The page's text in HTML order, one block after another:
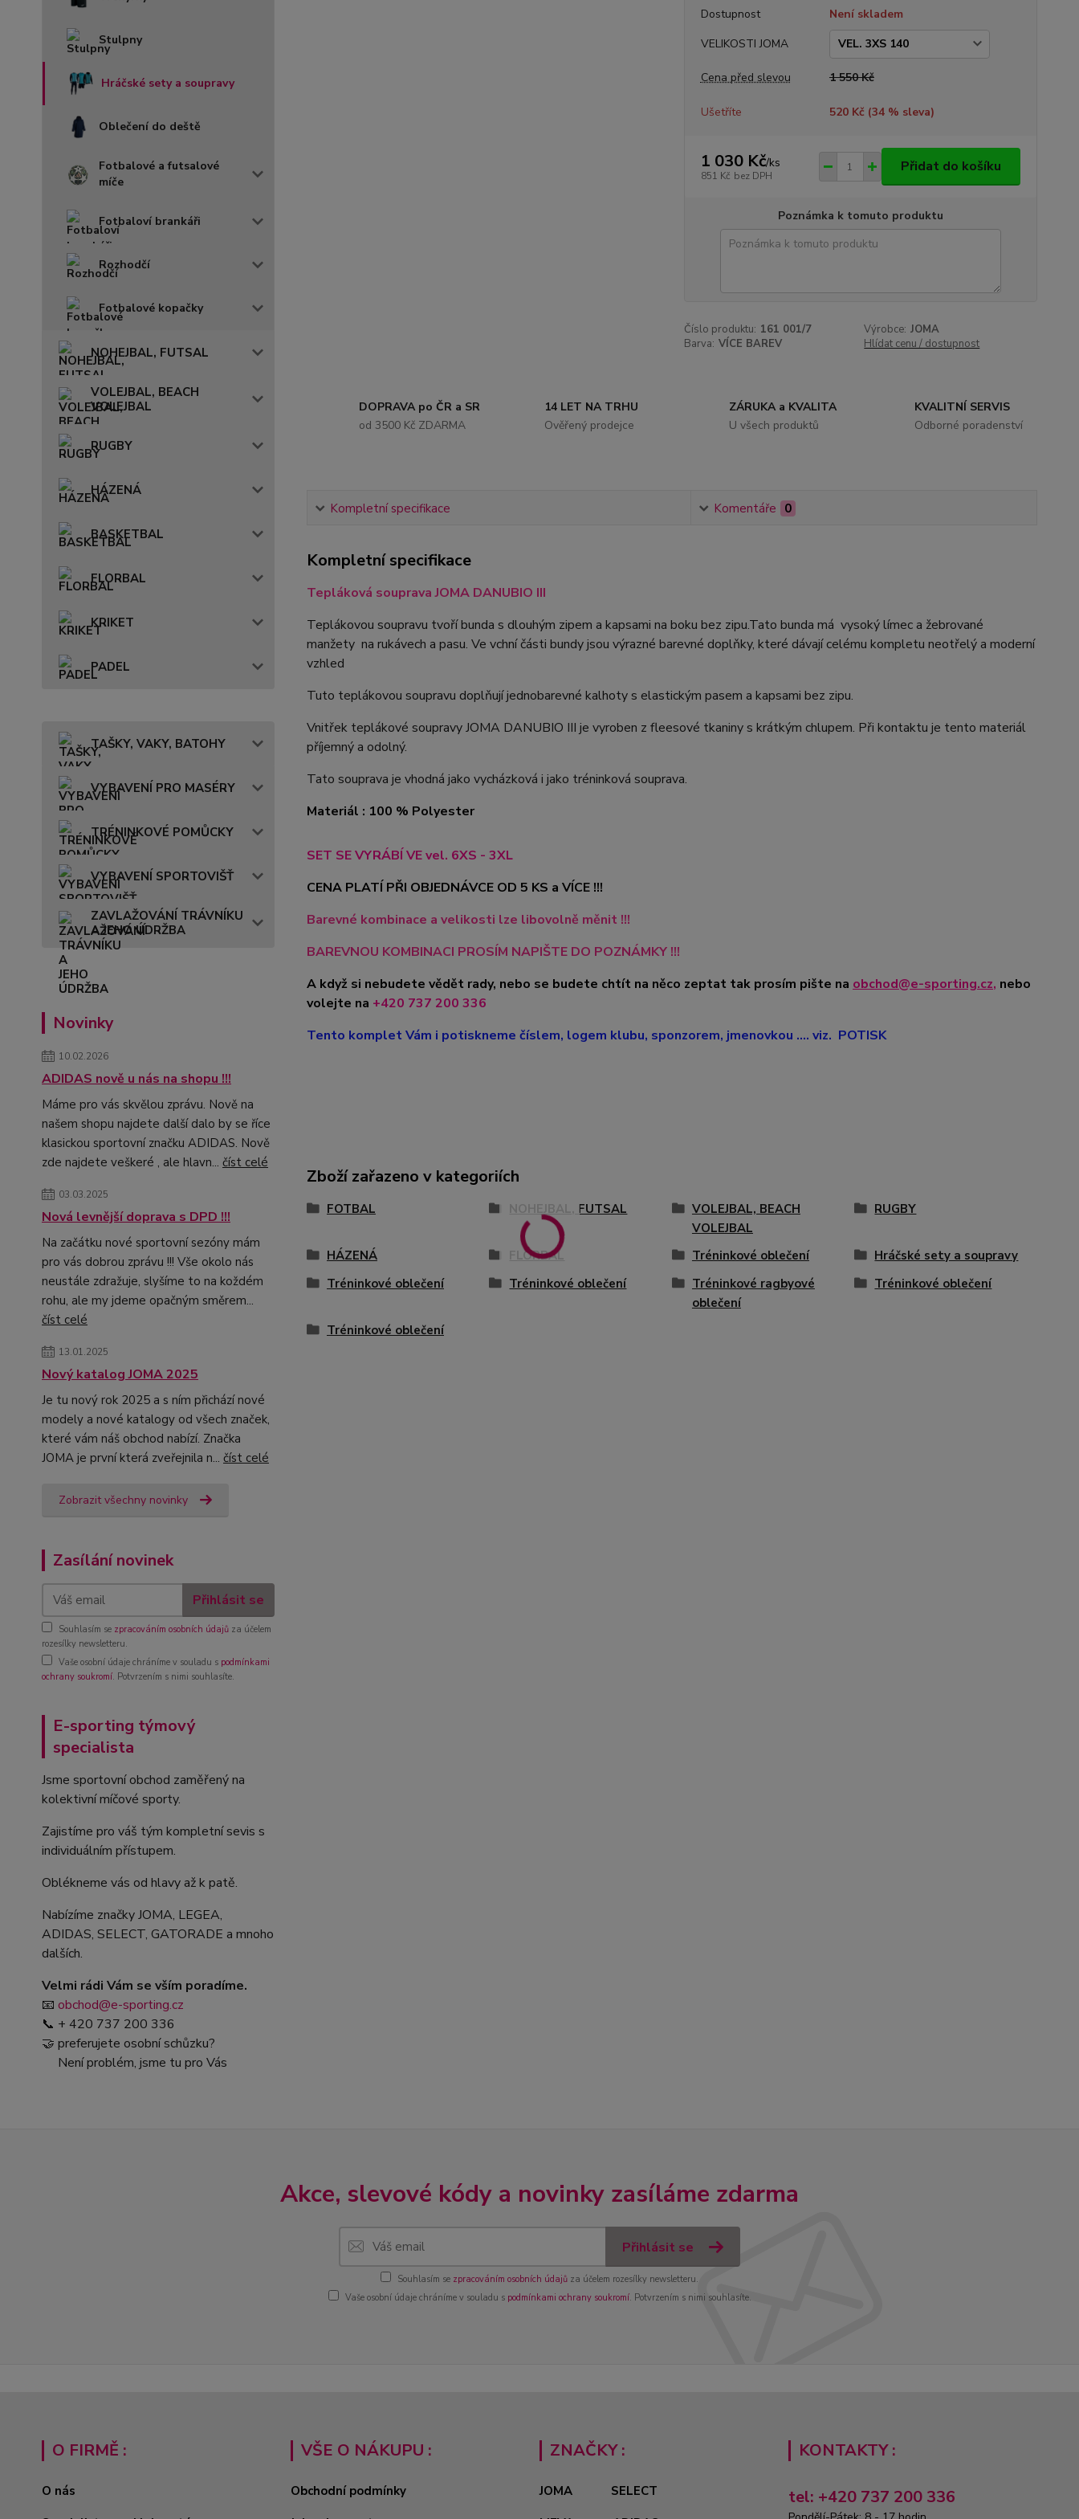
Stulpny
Hráčské sety a soupravy
Oblečení do deště
Fotbalové a futsalové
míče
Fotbaloví brankáři
Rozhodčí
Fotbalové kopačky
NOHEJBAL, FUTSAL
VOLEJBAL, BEACH
VOLEJBAL
RUGBY
HÁZENÁ
BASKETBAL
FLORBAL
KRIKET
PADEL
TAŠKY, VAKY, BATOHY
VYBAVENÍ PRO MASÉRY
TRÉNINKOVÉ POMŮCKY
VYBAVENÍ SPORTOVIŠŤ
ZAVLAŽOVÁNÍ TRÁVNÍKU
A JEHO ÚDRŽBA
Novinky
10.02.2026
ADIDAS nově u nás na shopu !!!
Máme pro vás skvělou zprávu. Nově na
našem shopu najdete další dalo by se říce
klasickou sportovní značku ADIDAS. Nově
zde najdete veškeré , ale hlavn... číst celé
03.03.2025
Nová levnější doprava s DPD !!!
Na začátku nové sportovní sezóny mám
pro vás dobrou zprávu !!! Vše okolo nás
neustále zdražuje, slyšíme to na koždém
rohu, ale my jdeme opačným směrem...
číst celé
13.01.2025
Nový katalog JOMA 2025
Je tu nový rok 2025 a s ním přichází nové
modely a nové katalogy od všech značek,
které vám náš obchod nabízí. Značka
JOMA je první která zveřejnila n... číst celé
Zobrazit všechny novinky
Zasílání novinek
Přihlásit se
Souhlasím se zpracováním osobních údajů za účelem
rozesílky newsletteru.
Vaše osobní údaje chráníme v souladu s podmínkami
ochrany soukromí. Potvrzením s nimi souhlasíte.
E-sporting týmový
specialista
Jsme sportovní obchod zaměřený na
kolektivní míčové sporty.
Zajistíme pro váš tým kompletní sevis s
individuálním přístupem.
Oblékneme vás od hlavy až k patě.
Nabízíme značky JOMA, LEGEA,
ADIDAS, SELECT, GATORADE a mnoho
dalších.
Velmi rádi Vám se vším poradíme.
📧 obchod@e-sporting.cz
📞 + 420 737 200 336
🤝 preferujete osobní schůzku?
Není problém, jsme tu pro Vás
Dostupnost
Není skladem
VELIKOSTI JOMA
Cena před slevou 1 550 Kč
Ušetříte 520 Kč (34% sleva)
1 030 Kč/ks
851 Kč bez DPH
Přidat do košíku
Poznámka k tomuto produktu
Číslo produktu: 161 001/7 Výrobce: JOMA
Barva: VÍCE BAREV Hlídat cenu / dostupnost
DOPRAVA po ČR a SR
od 3500 Kč ZDARMA
14 LET NA TRHU
Ověřený prodejce
ZÁRUKA a KVALITA
U všech produktů
KVALITNÍ SERVIS
Odborné poradenství
Kompletní specifikace Komentáře 0
Kompletní specifikace
Tepláková souprava JOMA DANUBIO III
Teplákovou soupravu tvoří bunda s dlouhým zipem a kapsami na boku bez zipu.Tato bunda má vysoký límec a žebrované
manžety na rukávech a pasu. Ve vchní části bundy jsou výrazné barevné doplňky, které dávají celému kompletu neotřelý a moderní
vzhled
Tuto teplákovou soupravu doplňují jednobarevné kalhoty s elastickým pasem a kapsami bez zipu.
Vnitřek teplákové soupravy JOMA DANUBIO III je vyroben z fleesové tkaniny s krátkým chlupem. Při kontaktu je tento materiál
příjemný a odolný.
Tato souprava je vhodná jako vycházková i jako tréninková souprava.
Materiál : 100 % Polyester
SET SE VYRÁBÍ VE vel. 6XS - 3XL
CENA PLATÍ PŘI OBJEDNÁVCE OD 5 KS a VÍCE !!!
Barevné kombinace a velikosti lze libovolně měnit !!!
BAREVNOU KOMBINACI PROSÍM NAPIŠTE DO POZNÁMKY !!!
A když si nebudete vědět rady, nebo se budete chtít na něco zeptat tak prosím pište na obchod@e-sporting.cz, nebo
volejte na +420 737 200 336
Tento komplet Vám i potiskneme číslem, logem klubu, sponzorem, jmenovkou .... viz. POTISK
Zboží zařazeno v kategoriích
FOTBAL NOHEJBAL, FUTSAL
VOLEJBAL, BEACH
VOLEJBAL
RUGBY
HÁZENÁ FLORBAL Tréninkové oblečení
Hráčské sety a soupravy
Tréninkové oblečení
Tréninkové oblečení
Tréninkové ragbyové
oblečení
Tréninkové oblečení
Tréninkové oblečení
Akce, slevové kódy a novinky zasíláme zdarma
Přihlásit se
Souhlasím se zpracováním osobních údajů za účelem rozesílky newsletteru.
Vaše osobní údaje chráníme v souladu s podmínkami ochrany soukromí. Potvrzením s nimi souhlasíte.
O FIRMĚ :
O nás
VŠE O NÁKUPU :
Obchodní podmínky
ZNAČKY :
JOMA
SELECT
KONTAKTY :
tel: +420 737 200 336